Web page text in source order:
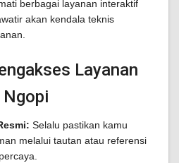
berbagai layanan interaktif
akan kendala teknis
Layanan
Selalu pastikan kamu
melalui tautan atau referensi